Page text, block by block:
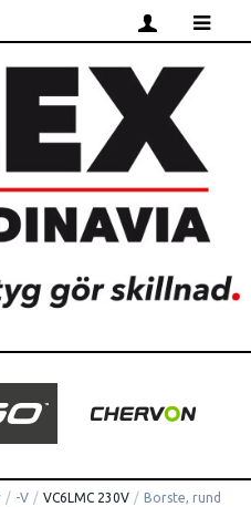
/ -V / VC6LMC 230V / Borste, rund